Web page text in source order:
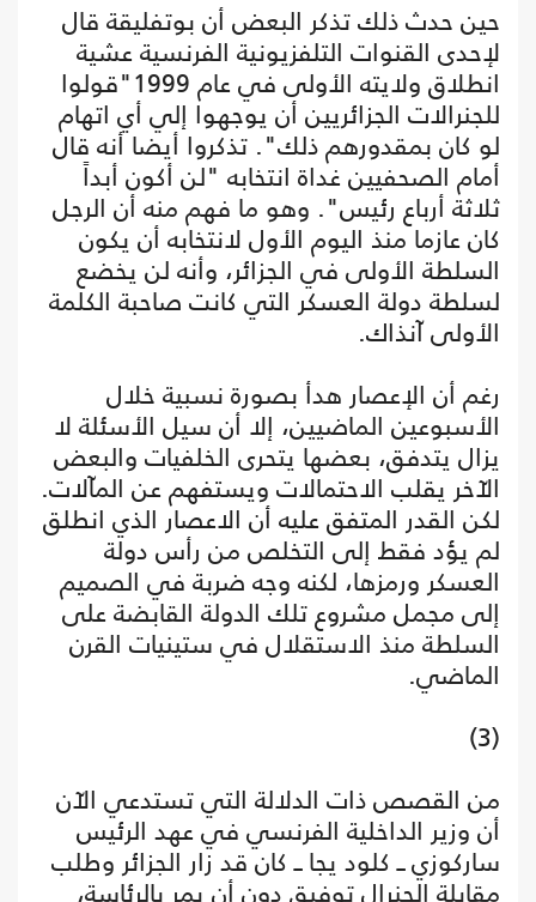
حين حدث ذلك تذكر البعض أن بوتفليقة قال
لإحدى القنوات التلفزيونية الفرنسية عشية
انطلاق ولايته الأولى في عام 1999"قولوا
للجنرالات الجزائريين أن يوجهوا إلي أي اتهام
لو كان بمقدورهم ذلك". تذكروا أيضا أنه قال
أمام الصحفيين غداة انتخابه "لن أكون أبداً
ثلاثة أرباع رئيس". وهو ما فهم منه أن الرجل
كان عازما منذ اليوم الأول لانتخابه أن يكون
السلطة الأولى في الجزائر، وأنه لن يخضع
لسلطة دولة العسكر التي كانت صاحبة الكلمة
الأولى آنذاك.
رغم أن الإعصار هدأ بصورة نسبية خلال
الأسبوعين الماضيين، إلا أن سيل الأسئلة لا
يزال يتدفق، بعضها يتحرى الخلفيات والبعض
الآخر يقلب الاحتمالات ويستفهم عن المآلات.
لكن القدر المتفق عليه أن الاعصار الذي انطلق
لم يؤد فقط إلى التخلص من رأس دولة
العسكر ورمزها، لكنه وجه ضربة في الصميم
إلى مجمل مشروع تلك الدولة القابضة على
السلطة منذ الاستقلال في ستينيات القرن
الماضي.
(3)
من القصص ذات الدلالة التي تستدعي الآن
أن وزير الداخلية الفرنسي في عهد الرئيس
ساركوزي ــ كلود يجا ــ كان قد زار الجزائر وطلب
مقابلة الجنرال توفيق دون أن يمر بالرئاسة،